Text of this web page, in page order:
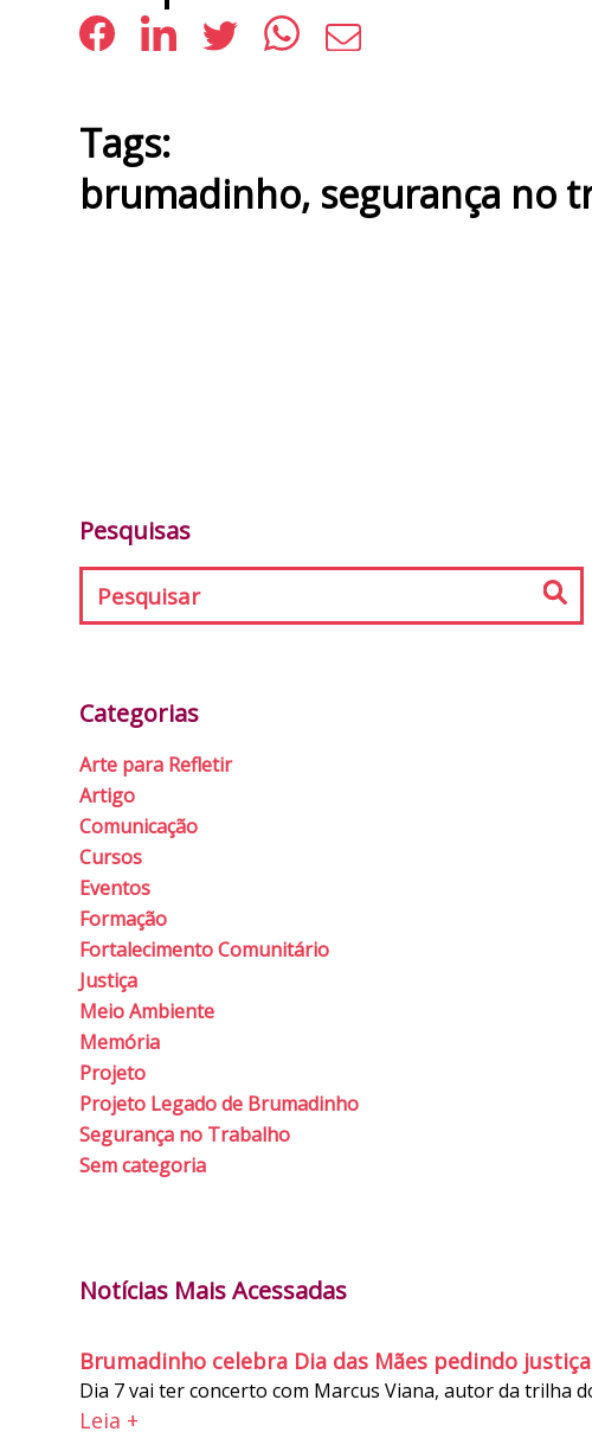
Tags:
brumadinho, segurança no
Pesquisas
Categorias
Arte para Refletir
Artigo
Comunicação
Cursos
Eventos
Formação
Fortalecimento Comunitário
Justiça
Meio Ambiente
Memória
Projeto
Projeto Legado de Brumadinho
Segurança no Trabalho
Sem categoria
Notícias Mais Acessadas
Brumadinho celebra Dia das Mães pedindo
Dia 7 vai ter concerto com Marcus Viana, autor da trilha
Leia +